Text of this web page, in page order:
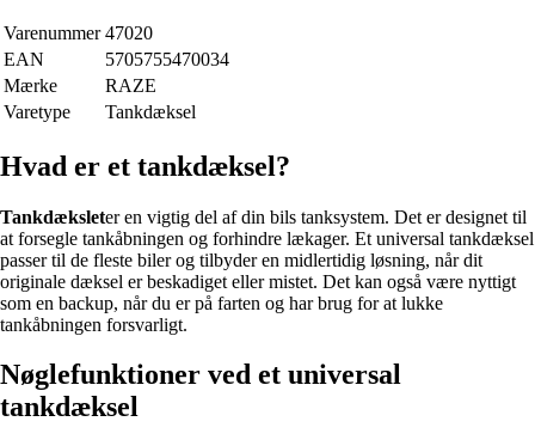
Varenummer 47020
EAN
5705755470034
Mærke
RAZE
Varetype
Tankdæksel
Hvad er et tankdæksel?
Tankdæksleter en vigtig del af din bils tanksystem. Det er designet til
at forsegle tankåbningen og forhindre lækager. Et universal tankdæksel
passer til de fleste biler og tilbyder en midlertidig løsning, når dit
originale dæksel er beskadiget eller mistet. Det kan også være nyttigt
som en backup, når du er på farten og har brug for at lukke
tankåbningen forsvarligt.
Nøglefunktioner ved et universal
tankdæksel